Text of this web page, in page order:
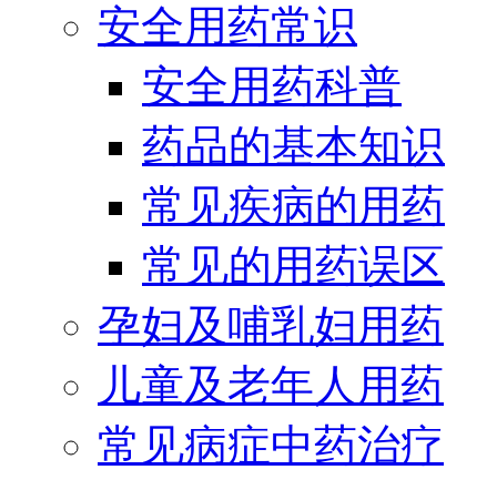
安全用药常识
安全用药科普
药品的基本知识
常见疾病的用药
常见的用药误区
孕妇及哺乳妇用药
儿童及老年人用药
常见病症中药治疗